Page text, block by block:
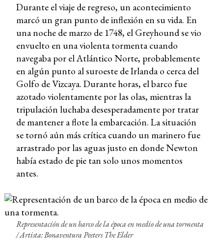
Durante el viaje de regreso, un acontecimiento
marcó un gran punto de inflexión en su vida. En
una noche de marzo de 1748, el Greyhound se vio
envuelto en una violenta tormenta cuando
navegaba por el Atlántico Norte, probablemente
en algún punto al suroeste de Irlanda o cerca del
Golfo de Vizcaya. Durante horas, el barco fue
azotado violentamente por las olas, mientras la
tripulación luchaba desesperadamente por tratar
de mantener a flote la embarcación. La situación
se tornó aún más crítica cuando un marinero fue
arrastrado por las aguas justo en donde Newton
había estado de pie tan solo unos momentos
antes.
Representación de un barco de la época en medio de una tormenta
/ Artista: Bonaventura Peeters The Elder